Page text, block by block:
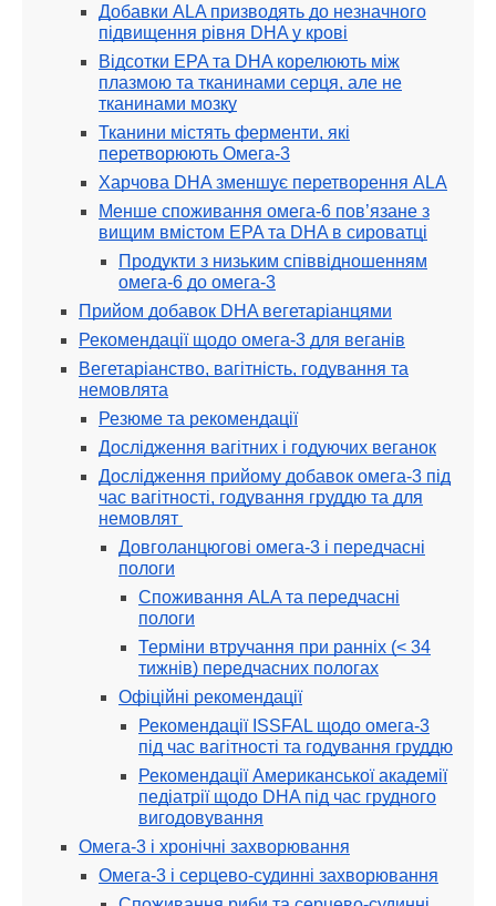
Добавки ALA призводять до незначного
підвищення рівня DHA у крові
Відсотки EPA та DHA корелюють між
плазмою та тканинами серця, але не
тканинами мозку
Тканини містять ферменти, які
перетворюють Омега-3
Харчова DHA зменшує перетворення ALA
Менше споживання омега-6 пов’язане з
вищим вмістом EPA та DHA в сироватці
Продукти з низьким співвідношенням
омега-6 до омега-3
Прийом добавок DHA вегетаріанцями
Рекомендації щодо омега-3 для веганів
Вегетаріанство, вагітність, годування та
немовлята
Резюме та рекомендації
Дослідження вагітних і годуючих веганок
Дослідження прийому добавок омега-3 під
час вагітності, годування груддю та для
немовлят
Довголанцюгові омега-3 і передчасні
пологи
Споживання ALA та передчасні
пологи
Терміни втручання при ранніх (< 34
тижнів) передчасних пологах
Офіційні рекомендації
Рекомендації ISSFAL щодо омега-3
під час вагітності та годування груддю
Рекомендації Американської академії
педіатрії щодо DHA під час грудного
вигодовування
Омега-3 і хронічні захворювання
Омега-3 і серцево-судинні захворювання